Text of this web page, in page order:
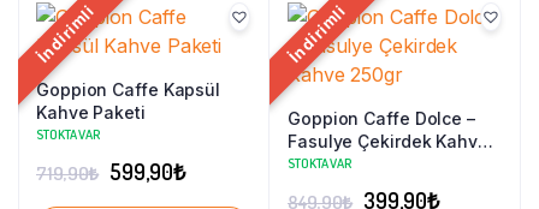
Goppion Caffe Kapsül
Kahve Paketi
STOKTA VAR
719,90₺ Orijinal
fiyat:
599,90₺Şu
andaki
İndirimli
Goppion Caffe Dolce –
Fasulye Çekirdek Kahve
250gr
STOKTA VAR
849,90₺ Orijinal
399,90₺Şu
İndirimli